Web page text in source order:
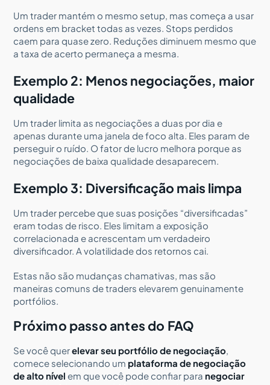
Um trader mantém o mesmo setup, mas começa a usar
ordens em bracket todas as vezes. Stops perdidos
caem para quase zero. Reduções diminuem mesmo que
a taxa de acerto permaneça a mesma.
Exemplo 2: Menos negociações, maior
qualidade
Um trader limita as negociações a duas por dia e
apenas durante uma janela de foco alta. Eles param de
perseguir o ruído. O fator de lucro melhora porque as
negociações de baixa qualidade desaparecem.
Exemplo 3: Diversificação mais limpa
Um trader percebe que suas posições “diversificadas”
eram todas de risco. Eles limitam a exposição
correlacionada e acrescentam um verdadeiro
diversificador. A volatilidade dos retornos cai.
Estas não são mudanças chamativas, mas são
maneiras comuns de traders elevarem genuinamente
portfólios.
Próximo passo antes do FAQ
Se você querelevar seu portfólio de negociação,
comece selecionando um plataforma de negociação
de alto nível em que você pode confiar para negociar